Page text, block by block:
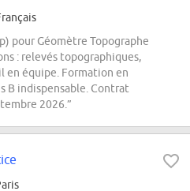
pour Géomètre Topographe
: relevés topographiques,
en équipe. Formation en
B indispensable. Contrat
2026.”